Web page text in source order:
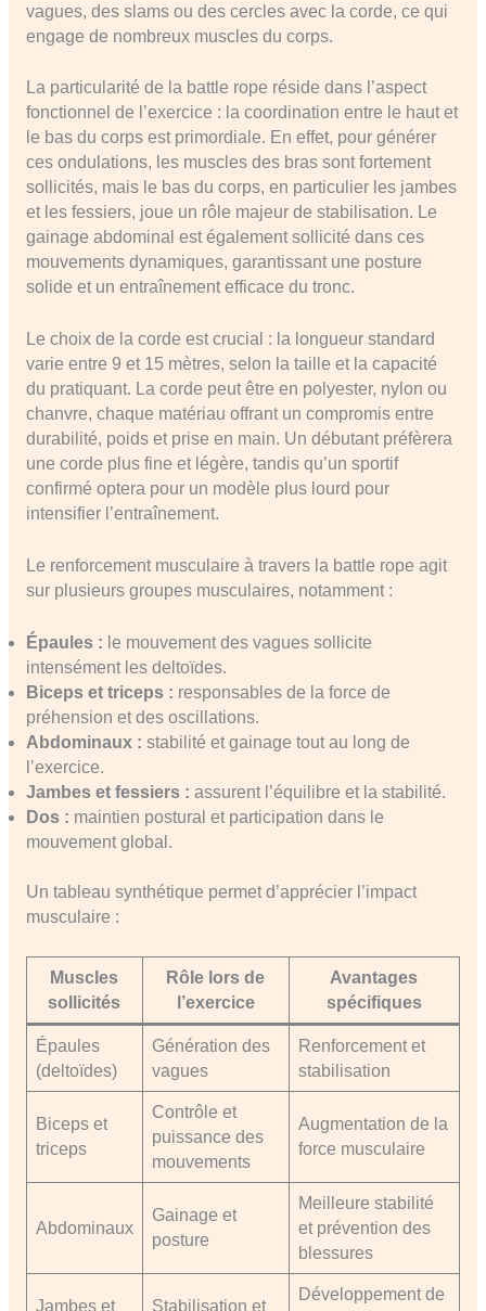
vagues, des slams ou des cercles avec la corde, ce qui
engage de nombreux muscles du corps.
La particularité de la battle rope réside dans l’aspect
fonctionnel de l’exercice : la coordination entre le haut et
le bas du corps est primordiale. En effet, pour générer
ces ondulations, les muscles des bras sont fortement
sollicités, mais le bas du corps, en particulier les jambes
et les fessiers, joue un rôle majeur de stabilisation. Le
gainage abdominal est également sollicité dans ces
mouvements dynamiques, garantissant une posture
solide et un entraînement efficace du tronc.
Le choix de la corde est crucial : la longueur standard
varie entre 9 et 15 mètres, selon la taille et la capacité
du pratiquant. La corde peut être en polyester, nylon ou
chanvre, chaque matériau offrant un compromis entre
durabilité, poids et prise en main. Un débutant préfèrera
une corde plus fine et légère, tandis qu’un sportif
confirmé optera pour un modèle plus lourd pour
intensifier l’entraînement.
Le renforcement musculaire à travers la battle rope agit
sur plusieurs groupes musculaires, notamment :
Épaules : le mouvement des vagues sollicite
intensément les deltoïdes.
Biceps et triceps : responsables de la force de
préhension et des oscillations.
Abdominaux : stabilité et gainage tout au long de
l’exercice.
Jambes et fessiers : assurent l’équilibre et la stabilité.
Dos : maintien postural et participation dans le
mouvement global.
Un tableau synthétique permet d’apprécier l’impact
musculaire :
Muscles
sollicités
Rôle lors de
l’exercice
Avantages
spécifiques
Épaules
(deltoïdes)
Génération des
vagues
Renforcement et
stabilisation
Biceps et
triceps
Contrôle et
puissance des
mouvements
Augmentation de la
force musculaire
Abdominaux
Gainage et
posture
Meilleure stabilité
et prévention des
blessures
Jambes et Stabilisation et
Développement de